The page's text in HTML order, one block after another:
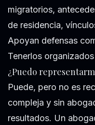
migratorios,
de residencia,
Apoyan defensas
Tenerlos
¿Puedo
Puede, pero no es
compleja y sin
resultados. Un